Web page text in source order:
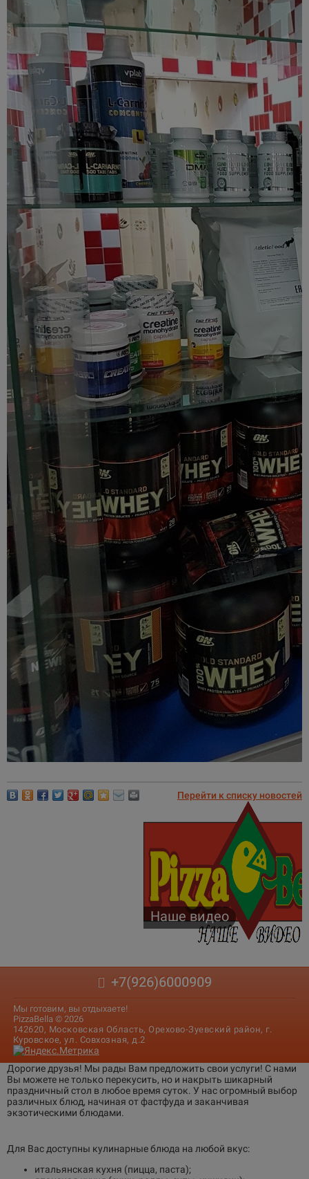
Перейти к списку новостей
Наше видео
+7(926)6000909
Мы готовим, вы отдыхаете!
PizzaBella © 2026
142620, Московская Область, Орехово-Зуевский район, г.
Куровское, ул. Совхозная, д.2
Дорогие друзья! Мы рады Вам предложить свои услуги! С нами
Вы можете не только перекусить, но и накрыть шикарный
праздничный стол в любое время суток. У нас огромный выбор
различных блюд, начиная от фастфуда и заканчивая
экзотическими блюдами.
Для Вас доступны кулинарные блюда на любой вкус:
итальянская кухня (пицца, паста);